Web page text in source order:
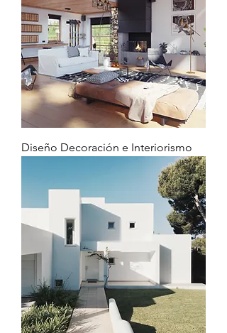
Diseño Decoración e Interiorismo